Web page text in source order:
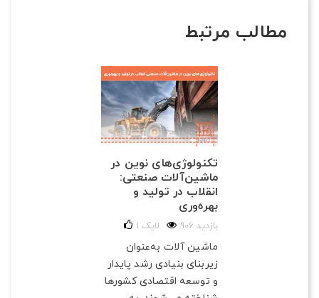
مطالب مرتبط
تکنولوژی‌های نوین در
ماشین‌آلات صنعتی:
انقلاب در تولید و
بهره‌وری
906 بازدید 1 لایک
ماشین آلات به‌عنوان
زیربنای بنیادی رشد پایدار
و توسعه اقتصادی کشورها